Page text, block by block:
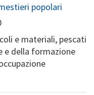
popolari
e materiali, pescati
e della formazione